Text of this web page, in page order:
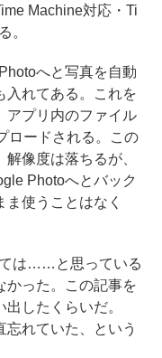
Machine対応・Ti
。
へと写真を自動
入れてある。これを
アプリ内のファイル
ロードされる。この
像度は落ちるが、
Photoへとバック
使うことはなく
は……と思っている
かった。この記事を
したくらいだ。
忘れていた、という